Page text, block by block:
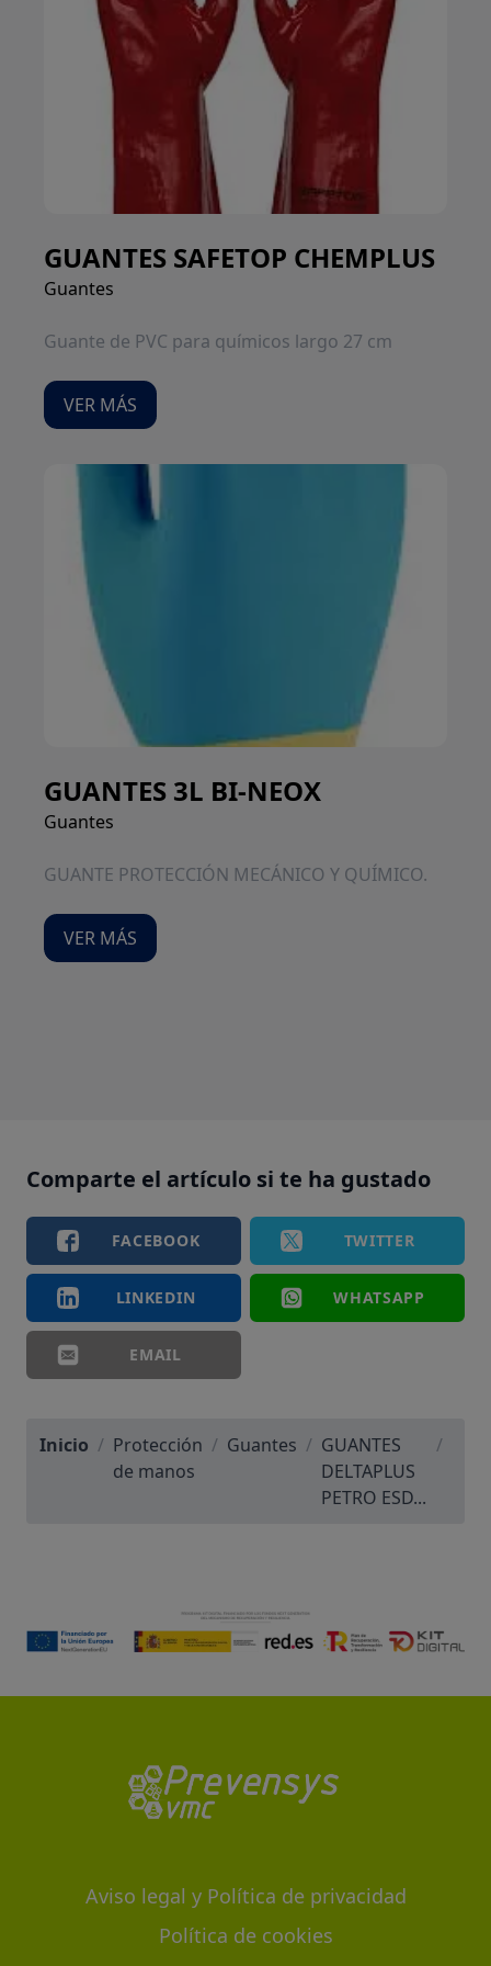
GUANTES SAFETOP CHEMPLUS
Guantes
Guante de PVC para químicos largo 27 cm
VER MÁS
GUANTES 3L BI-NEOX
Guantes
GUANTE PROTECCIÓN MECÁNICO Y QUÍMICO.
VER MÁS
Comparte el artículo si te ha gustado
FACEBOOK TWITTER
LINKEDIN WHATSAPP
EMAIL
Inicio / Protección
de manos
/ Guantes / GUANTES
DELTAPLUS
PETRO ESD...
/
Aviso legal y Política de privacidad
Política de cookies